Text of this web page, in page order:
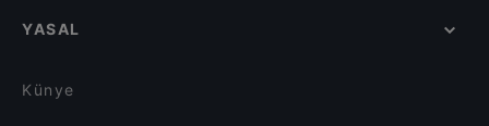
YASAL
Künye